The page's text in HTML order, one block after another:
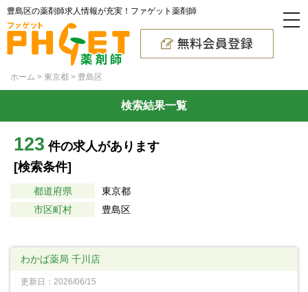
豊島区の薬剤師求人情報が充実！ファゲット薬剤師
ホーム 東京都 豊島区
検索結果一覧
123 件の求人があります
[検索条件]
都道府県
東京都
市区町村
豊島区
わかば薬局 千川店
更新日：2026/06/15